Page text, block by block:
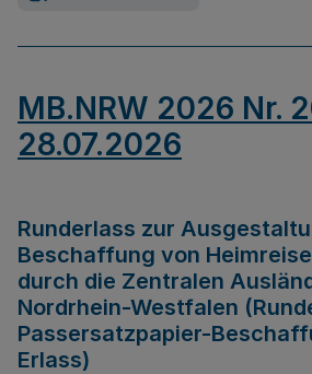
MB.NRW 2026 Nr.
28.07.2026
Runderlass zur
Beschaffung von
durch die Zentralen
Nordrhein-Westfalen
Passersatzpapier-
Erlass)